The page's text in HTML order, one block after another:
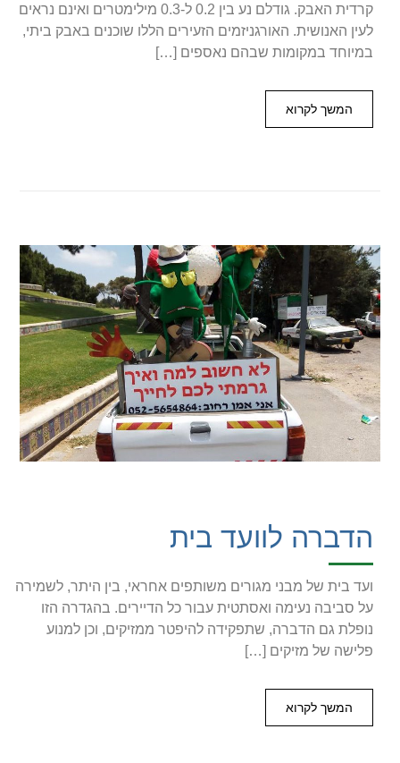
קרדית האבק. גודלם נע בין 0.2 ל-0.3 מילימטרים ואינם נראים
לעין האנושית. האורגניזמים הזעירים הללו שוכנים באבק ביתי,
במיוחד במקומות שבהם נאספים […]
המשך לקרוא
הדברה לוועד בית
ועד בית של מבני מגורים משותפים אחראי, בין היתר, לשמירה
על סביבה נעימה ואסתטית עבור כל הדיירים. בהגדרה הזו
נופלת גם הדברה, שתפקידה להיפטר ממזיקים, וכן למנוע
פלישה של מזיקים […]
המשך לקרוא